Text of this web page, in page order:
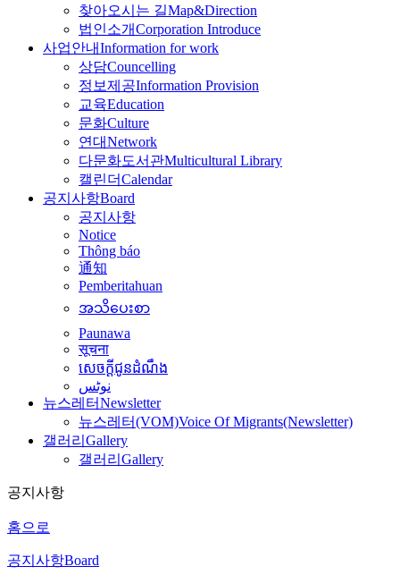
찾아오시는 길Map&Direction
법인소개Corporation Introduce
사업안내Information for work
상담Councelling
정보제공Information Provision
교육Education
문화Culture
연대Network
다문화도서관Multicultural Library
캘린더Calendar
공지사항Board
공지사항
Notice
Thông báo
通知
Pemberitahuan
အသိပေးစာ
Paunawa
सूचना
សេចក្តីជូនដំណឹង
نوٹس
뉴스레터Newsletter
뉴스레터(VOM)Voice Of Migrants(Newsletter)
갤러리 Gallery
갤러리 Gallery
공지사항
홈으로
공지사항Board